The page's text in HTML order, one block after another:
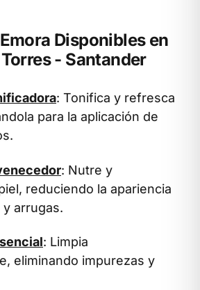
Disponibles en
- Santander
: Tonifica y refresca
para la aplicación de
: Nutre y
reduciendo la apariencia
arrugas.
: Limpia
eliminando impurezas y